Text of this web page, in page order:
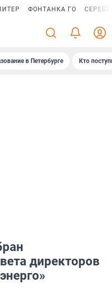
ФОНТАНКА ГО
в Петербурге Кто
директоров